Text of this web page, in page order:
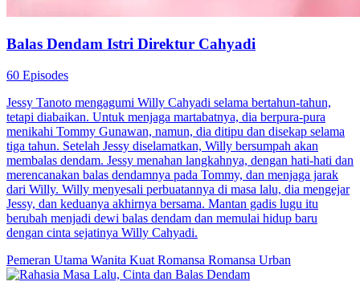
Balas Dendam Istri Direktur Cahyadi
60 Episodes
Jessy Tanoto mengagumi Willy Cahyadi selama bertahun-tahun,
tetapi diabaikan. Untuk menjaga martabatnya, dia berpura-pura
menikahi Tommy Gunawan, namun, dia ditipu dan disekap selama
tiga tahun. Setelah Jessy diselamatkan, Willy bersumpah akan
membalas dendam. Jessy menahan langkahnya, dengan hati-hati dan
merencanakan balas dendamnya pada Tommy, dan menjaga jarak
dari Willy. Willy menyesali perbuatannya di masa lalu, dia mengejar
Jessy, dan keduanya akhirnya bersama. Mantan gadis lugu itu
berubah menjadi dewi balas dendam dan memulai hidup baru
dengan cinta sejatinya Willy Cahyadi.
Pemeran Utama Wanita Kuat Romansa Romansa Urban